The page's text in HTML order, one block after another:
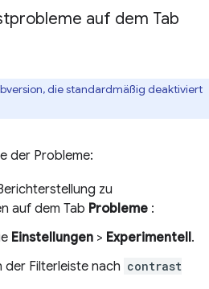
auf dem Tab
die standardmäßig deaktiviert
der Probleme:
zu
auf dem Tab Probleme :
Einstellungen > Experimentell.
der Filterleiste nach contrast